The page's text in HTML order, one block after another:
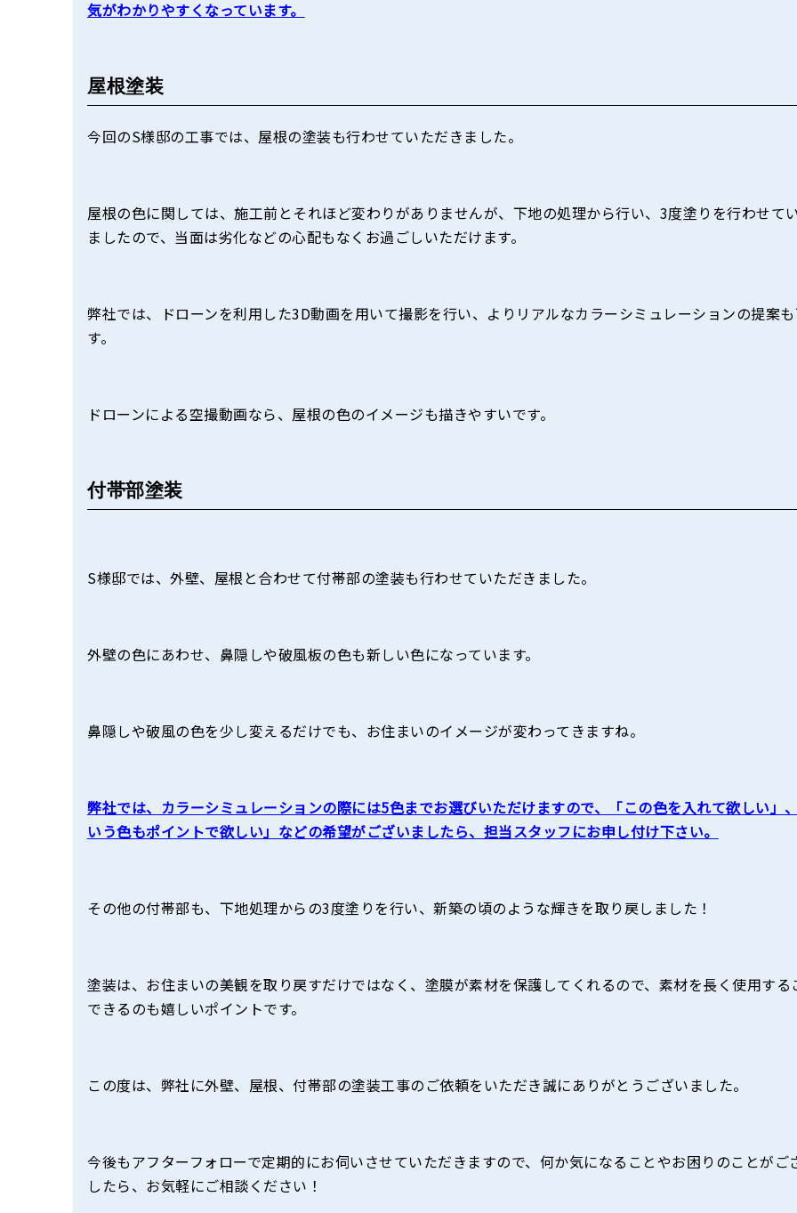
気がわかりやすくなっています。
屋根塗装
今回のS様邸の工事では、屋根の塗装も行わせていただきました。
屋根の色に関しては、施工前とそれほど変わりがありませんが、下地の処理から行い、3度塗りを行わせて
ましたので、当面は劣化などの心配もなくお過ごしいただけます。
弊社では、ドローンを利用した3D動画を用いて撮影を行い、よりリアルなカラーシミュレーションの提案
す。
ドローンによる空撮動画なら、屋根の色のイメージも描きやすいです。
付帯部塗装
S様邸では、外壁、屋根と合わせて付帯部の塗装も行わせていただきました。
外壁の色にあわせ、鼻隠しや破風板の色も新しい色になっています。
鼻隠しや破風の色を少し変えるだけでも、お住まいのイメージが変わってきますね。
弊社では、カラーシミュレーションの際には5色までお選びいただけますので、「この色を入れて欲しい」
いう色もポイントで欲しい」などの希望がございましたら、担当スタッフにお申し付け下さい。
その他の付帯部も、下地処理からの3度塗りを行い、新築の頃のような輝きを取り戻しました！
塗装は、お住まいの美観を取り戻すだけではなく、塗膜が素材を保護してくれるので、素材を長く使用する
できるのも嬉しいポイントです。
この度は、弊社に外壁、屋根、付帯部の塗装工事のご依頼をいただき誠にありがとうございました。
今後もアフターフォローで定期的にお伺いさせていただきますので、何か気になることやお困りのことがご
したら、お気軽にご相談ください！